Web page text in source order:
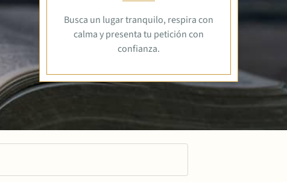
Busca un lugar tranquilo, respira con
calma y presenta tu petición con
confianza.